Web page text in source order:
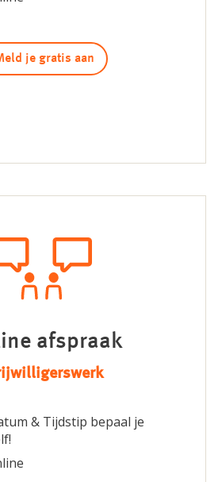
je gratis aan
afspraak
& Tijdstip bepaal je